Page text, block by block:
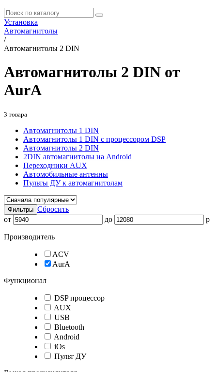
Установка
Автомагнитолы
/
Автомагнитолы 2 DIN
Автомагнитолы 2 DIN от
AurA
3 товара
Автомагнитолы 1 DIN
Автомагнитолы 1 DIN с процессором DSP
Автомагнитолы 2 DIN
2DIN автомагнитолы на Android
Переходники AUX
Автомобильные антенны
Пульты ДУ к автомагнитолам
Фильтры Сбросить
от
до p
Производитель
ACV
AurA
Функционал
DSP процессор
AUX
USB
Bluetooth
Android
iOs
Пульт ДУ